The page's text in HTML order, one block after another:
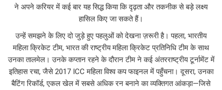
ने अपने करियर में कई बार यह सिद्ध किया कि दृढ़ता और तकनीक से बड़े लक्ष्य
हासिल किए जा सकते हैं।
उन्हें समझने के लिए दो जुड़े हुए पहलुओं को देखना ज़रूरी है। पहला, भारतीय
महिला क्रिकेट टीम, भारत की राष्ट्रीय महिला क्रिकेट प्रतिनिधि टीमके साथ
उनका तालमेल। उनके कप्तान रहने के दौरान टीम ने कई अंतरराष्ट्रीय टूर्नामेंट में
इतिहास रचा, जैसे 2017 ICC महिला विश्व कप फाइनल में पहुँचना। दूसरा, उनका
बैटिंग रिकॉर्ड,एकल खेल में सबसे अधिक रन बनाने का व्यक्तिगत आंकड़ा—जिसे